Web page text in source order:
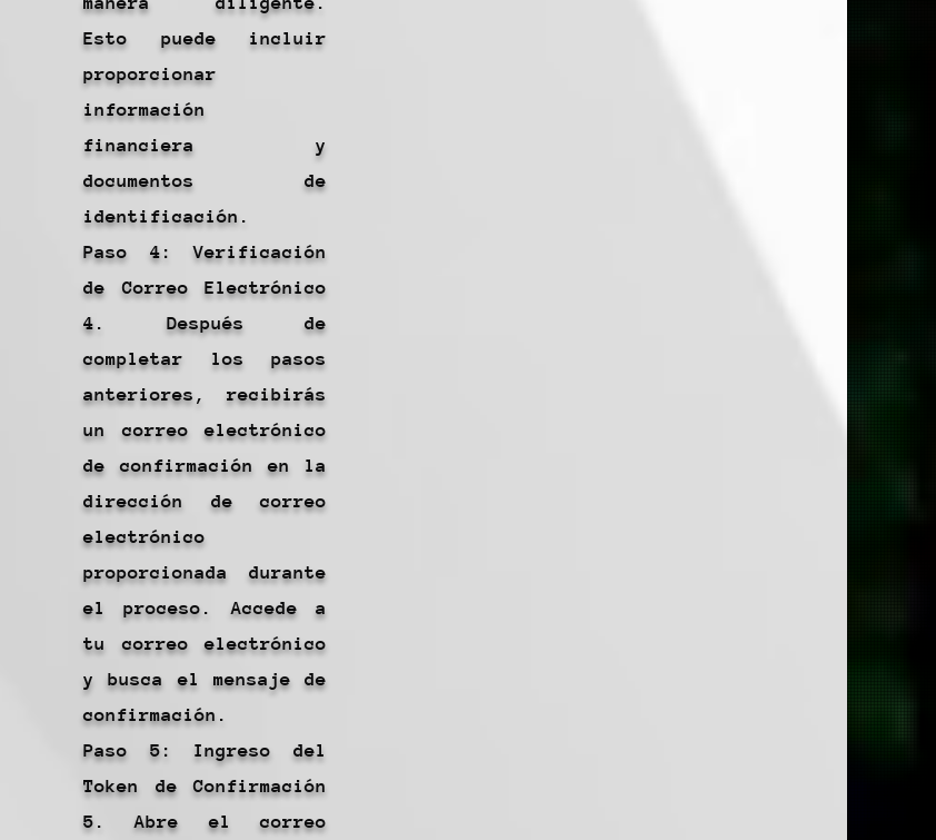
Esto puede incluir
proporcionar
información
financiera y
documentos de
identificación.
Paso 4: Verificación
de Correo Electrónico
4. Después de
completar los pasos
anteriores, recibirás
un correo electrónico
de confirmación en la
dirección de correo
electrónico
proporcionada durante
el proceso. Accede a
tu correo electrónico
y busca el mensaje de
confirmación.
Paso 5: Ingreso del
Token de Confirmación
5. Abre el correo